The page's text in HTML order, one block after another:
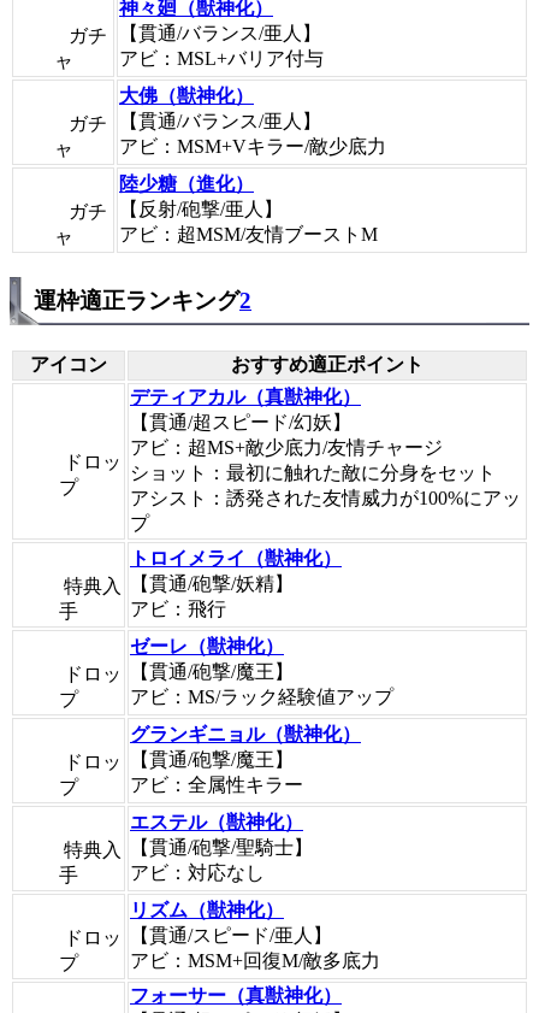
ガチ
ャ
神々廻（獣神化）
【貫通/バランス/亜人】
アビ：MSL+バリア付与
ガチ
ャ
大佛（獣神化）
【貫通/バランス/亜人】
アビ：MSM+Vキラー/敵少底力
ガチ
ャ
陸少糖（進化）
【反射/砲撃/亜人】
アビ：超MSM/友情ブーストM
運枠適正ランキング2
アイコン おすすめ適正ポイント
ドロッ
プ
デティアカル（真獣神化）
【貫通/超スピード/幻妖】
アビ：超MS+敵少底力/友情チャージ
ショット：最初に触れた敵に分身をセット
アシスト：誘発された友情威力が100%にアッ
プ
特典入
手
トロイメライ（獣神化）
【貫通/砲撃/妖精】
アビ：飛行
ドロッ
プ
ゼーレ（獣神化）
【貫通/砲撃/魔王】
アビ：MS/ラック経験値アップ
ドロッ
プ
グランギニョル（獣神化）
【貫通/砲撃/魔王】
アビ：全属性キラー
特典入
手
エステル（獣神化）
【貫通/砲撃/聖騎士】
アビ：対応なし
ドロッ
プ
リズム（獣神化）
【貫通/スピード/亜人】
アビ：MSM+回復M/敵多底力
フォーサー（真獣神化）